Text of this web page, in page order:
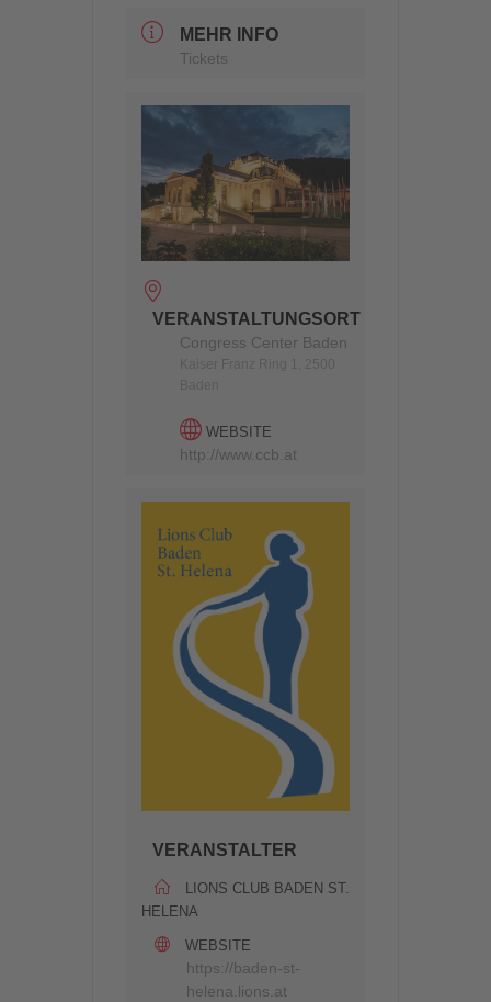
MEHR INFO
Tickets
VERANSTALTUNGSORT
Congress Center Baden
WEBSITE
http://www.ccb.at
VERANSTALTER
LIONS CLUB BADEN ST.
HELENA
WEBSITE
https://baden-st-
helena.lions.at